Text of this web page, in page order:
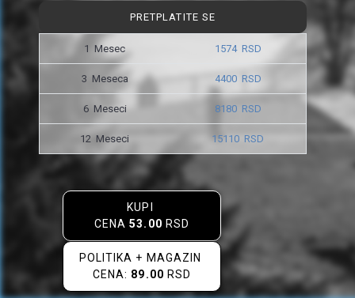
PRETPLATITE SE
1 Mesec 1574 RSD
3 Meseca 4400 RSD
6 Meseci 8180 RSD
12 Meseci 15110 RSD
KUPI
CENA53.00 RSD
POLITIKA + MAGAZIN
CENA: 89.00 RSD